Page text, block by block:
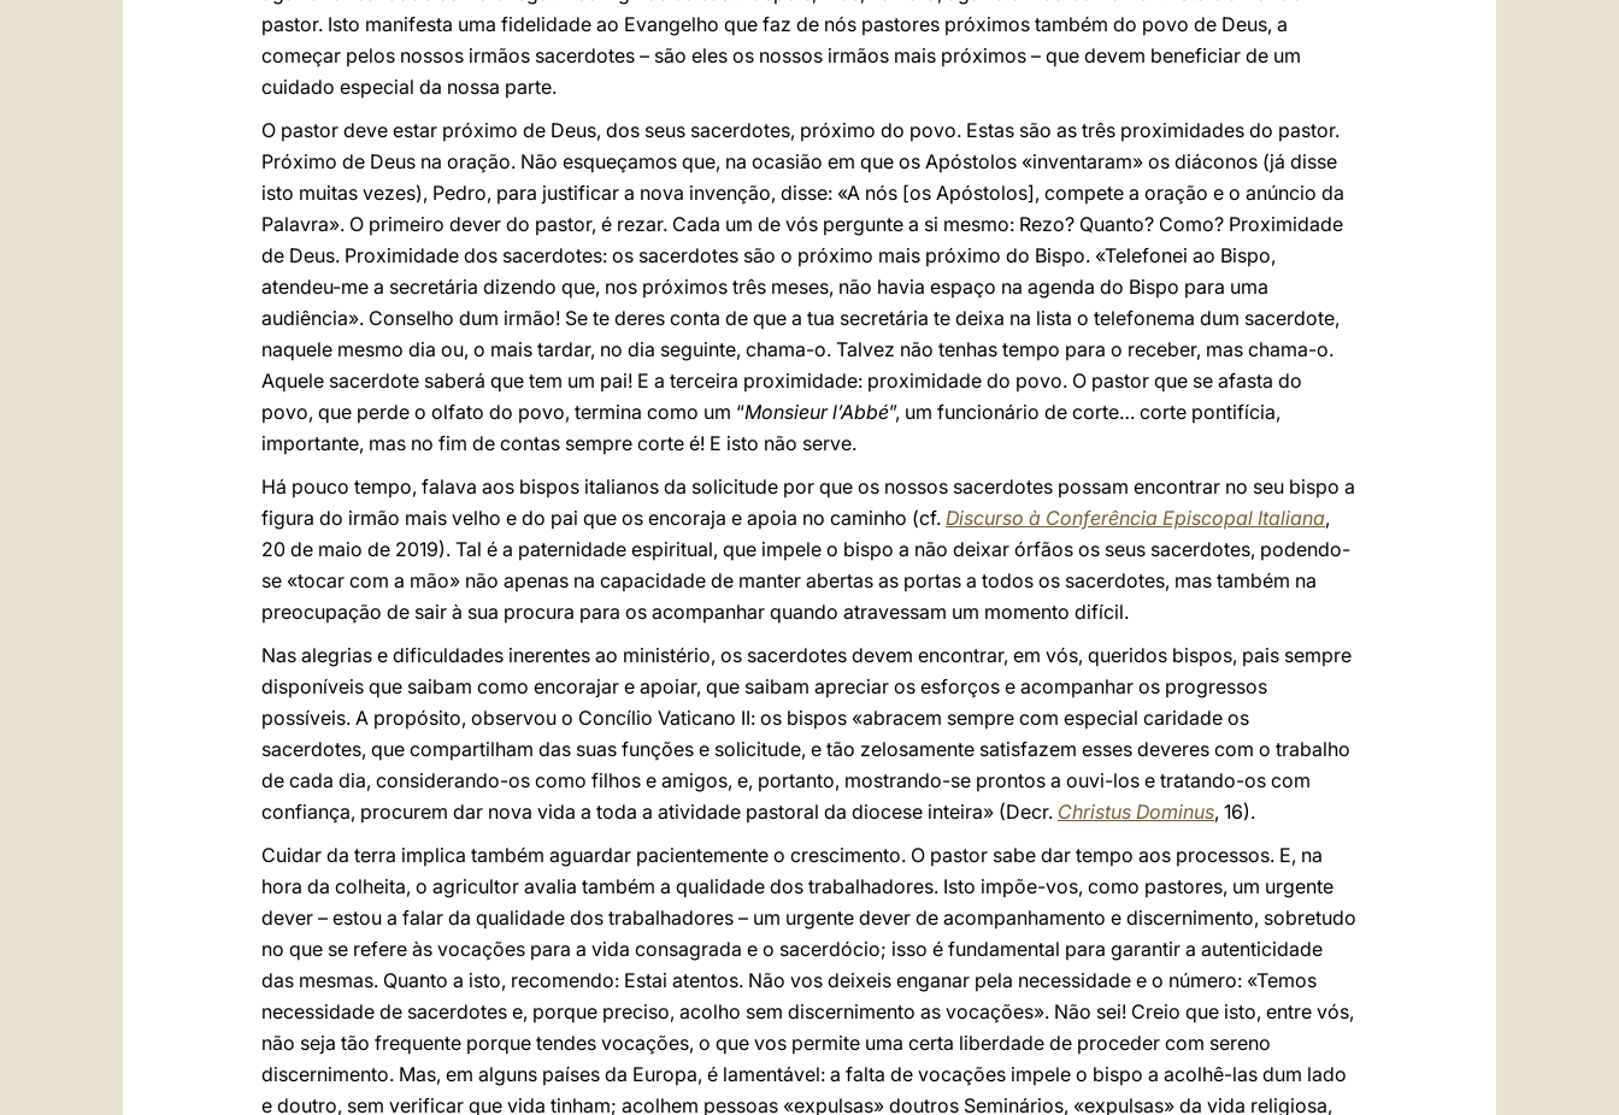
pastor. Isto manifesta uma fidelidade ao Evangelho que faz de nós pastores próximos também do povo de Deus, a
começar pelos nossos irmãos sacerdotes – são eles os nossos irmãos mais próximos – que devem beneficiar de um
cuidado especial da nossa parte.
O pastor deve estar próximo de Deus, dos seus sacerdotes, próximo do povo. Estas são as três proximidades do pastor.
Próximo de Deus na oração. Não esqueçamos que, na ocasião em que os Apóstolos «inventaram» os diáconos (já disse
isto muitas vezes), Pedro, para justificar a nova invenção, disse: «A nós [os Apóstolos], compete a oração e o anúncio da
Palavra». O primeiro dever do pastor, é rezar. Cada um de vós pergunte a si mesmo: Rezo? Quanto? Como? Proximidade
de Deus. Proximidade dos sacerdotes: os sacerdotes são o próximo mais próximo do Bispo. «Telefonei ao Bispo,
atendeu-me a secretária dizendo que, nos próximos três meses, não havia espaço na agenda do Bispo para uma
audiência». Conselho dum irmão! Se te deres conta de que a tua secretária te deixa na lista o telefonema dum sacerdote,
naquele mesmo dia ou, o mais tardar, no dia seguinte, chama-o. Talvez não tenhas tempo para o receber, mas chama-o.
Aquele sacerdote saberá que tem um pai! E a terceira proximidade: proximidade do povo. O pastor que se afasta do
povo, que perde o olfato do povo, termina como um “Monsieur l’Abbé”, um funcionário de corte… corte pontifícia,
importante, mas no fim de contas sempre corte é! E isto não serve.
Há pouco tempo, falava aos bispos italianos da solicitude por que os nossos sacerdotes possam encontrar no seu bispo a
figura do irmão mais velho e do pai que os encoraja e apoia no caminho (cf. Discurso à Conferência Episcopal Italiana,
20 de maio de 2019). Tal é a paternidade espiritual, que impele o bispo a não deixar órfãos os seus sacerdotes, podendo-
se «tocar com a mão» não apenas na capacidade de manter abertas as portas a todos os sacerdotes, mas também na
preocupação de sair à sua procura para os acompanhar quando atravessam um momento difícil.
Nas alegrias e dificuldades inerentes ao ministério, os sacerdotes devem encontrar, em vós, queridos bispos, pais sempre
disponíveis que saibam como encorajar e apoiar, que saibam apreciar os esforços e acompanhar os progressos
possíveis. A propósito, observou o Concílio Vaticano II: os bispos «abracem sempre com especial caridade os
sacerdotes, que compartilham das suas funções e solicitude, e tão zelosamente satisfazem esses deveres com o trabalho
de cada dia, considerando-os como filhos e amigos, e, portanto, mostrando-se prontos a ouvi-los e tratando-os com
confiança, procurem dar nova vida a toda a atividade pastoral da diocese inteira» (Decr. Christus Dominus, 16).
Cuidar da terra implica também aguardar pacientemente o crescimento. O pastor sabe dar tempo aos processos. E, na
hora da colheita, o agricultor avalia também a qualidade dos trabalhadores. Isto impõe-vos, como pastores, um urgente
dever – estou a falar da qualidade dos trabalhadores – um urgente dever de acompanhamento e discernimento, sobretudo
no que se refere às vocações para a vida consagrada e o sacerdócio; isso é fundamental para garantir a autenticidade
das mesmas. Quanto a isto, recomendo: Estai atentos. Não vos deixeis enganar pela necessidade e o número: «Temos
necessidade de sacerdotes e, porque preciso, acolho sem discernimento as vocações». Não sei! Creio que isto, entre vós,
não seja tão frequente porque tendes vocações, o que vos permite uma certa liberdade de proceder com sereno
discernimento. Mas, em alguns países da Europa, é lamentável: a falta de vocações impele o bispo a acolhê-las dum lado
e doutro, sem verificar que vida tinham; acolhem pessoas «expulsas» doutros Seminários, «expulsas» da vida religiosa,